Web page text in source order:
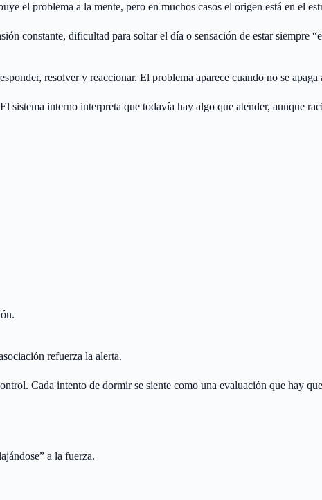
el problema a la mente, pero en muchos casos el origen está en el
constante, dificultad para soltar el día o sensación de estar siempre
resolver y reaccionar. El problema aparece cuando no se
interno interpreta que todavía hay algo que atender, aunque
refuerza la alerta.
Cada intento de dormir se siente como una evaluación que hay
a la fuerza.